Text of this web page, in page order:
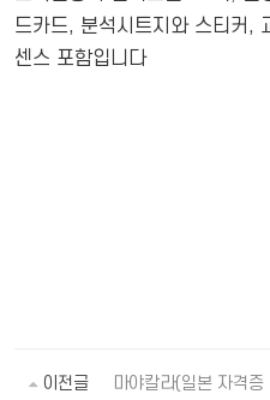
드카드, 분석시트지와 스티커,
센스 포함입니다
이전글 마야칼라(일본 자격증